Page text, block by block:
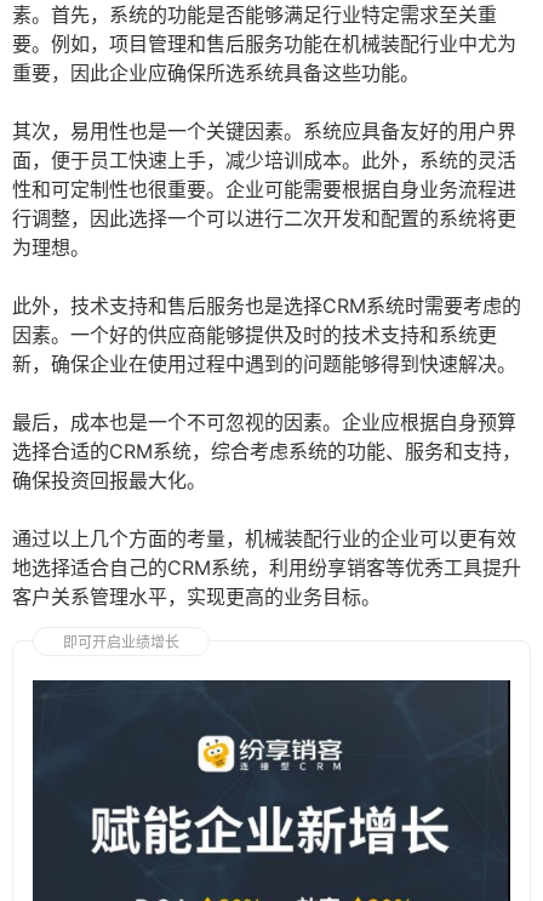
素。首先，系统的功能是否能够满足行业特定需求至关重
要。例如，项目管理和售后服务功能在机械装配行业中尤为
重要，因此企业应确保所选系统具备这些功能。
其次，易用性也是一个关键因素。系统应具备友好的用户界
面，便于员工快速上手，减少培训成本。此外，系统的灵活
性和可定制性也很重要。企业可能需要根据自身业务流程进
行调整，因此选择一个可以进行二次开发和配置的系统将更
为理想。
此外，技术支持和售后服务也是选择CRM系统时需要考虑的
因素。一个好的供应商能够提供及时的技术支持和系统更
新，确保企业在使用过程中遇到的问题能够得到快速解决。
最后，成本也是一个不可忽视的因素。企业应根据自身预算
选择合适的CRM系统，综合考虑系统的功能、服务和支持，
确保投资回报最大化。
通过以上几个方面的考量，机械装配行业的企业可以更有效
地选择适合自己的CRM系统，利用纷享销客等优秀工具提升
客户关系管理水平，实现更高的业务目标。
即可开启业绩增长